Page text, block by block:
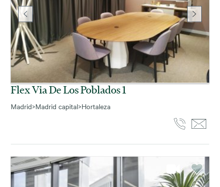
Flex Via De Los Poblados 1
Madrid>Madrid capital>Hortaleza